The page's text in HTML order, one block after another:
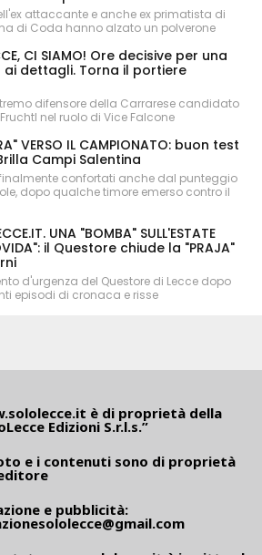
attaccante e anche ex primatista di
di Coda hanno alzato un polverone
CI SIAMO! Ore decisive per una
dettagli. Torna il portiere
difensore della Carrarese candidato
nel ruolo di Vice Falcone
VERSO IL CAMPIONATO: buon test
Campi Salentina
confortati anche dal punteggio
dopo qualche timore emerso contro il
UNA "BOMBA" SULL'ESTATE
il Questore chiude la "PRAJA"
d'urgenza del Questore di Lecce dopo
episodi di cronaca e risse
è di proprietà della
Edizioni S.r.l.s.”
e i contenuti sono di proprietà
e pubblicità: